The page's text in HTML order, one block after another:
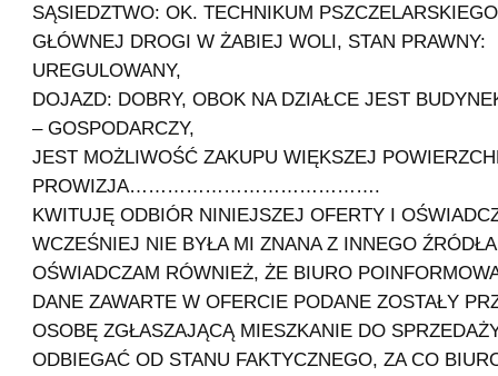
SĄSIEDZTWO: OK. TECHNIKUM
GŁÓWNEJ DROGI W ŻABIEJ WOLI, STAN PRAWNY:
UREGULOWANY,
DOJAZD: DOBRY, OBOK NA DZIAŁCE JEST
– GOSPODARCZY,
JEST MOŻLIWOŚĆ ZAKUPU WIĘKSZEJ
PROWIZJA………………………………….
KWITUJĘ ODBIÓR NINIEJSZEJ OFERTY I
WCZEŚNIEJ NIE BYŁA MI ZNANA Z INNEGO
OŚWIADCZAM RÓWNIEŻ, ŻE BIURO
DANE ZAWARTE W OFERCIE PODANE ZOSTAŁY
OSOBĘ ZGŁASZAJĄCĄ MIESZKANIE DO
ODBIEGAĆ OD STANU FAKTYCZNEGO, ZA CO